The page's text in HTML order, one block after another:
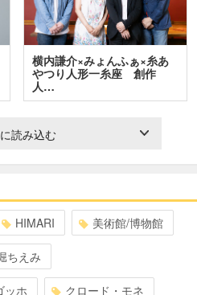
横内謙介×みょんふぁ×糸あ
やつり人形一糸座 創作
人…
読み込む
HIMARI 美術館/博物館
ちえみ
ッホ クロード・モネ